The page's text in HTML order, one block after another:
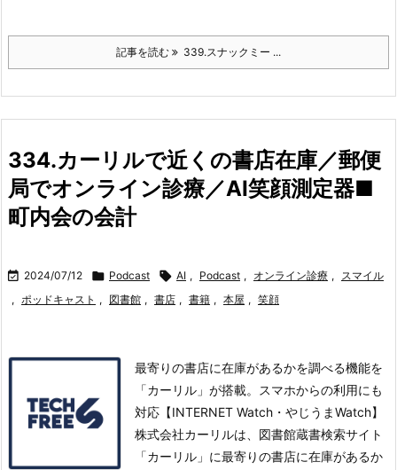
記事を読む 339.スナックミー ...
334.カーリルで近くの書店在庫／郵便
局でオンライン診療／AI笑顔測定器■
町内会の会計
 2024/07/12  Podcast  AI , Podcast , オンライン診療 , スマイル
, ポッドキャスト , 図書館 , 書店 , 書籍 , 本屋 , 笑顔
最寄りの書店に在庫があるかを調べる機能を
「カーリル」が搭載。スマホからの利用にも
対応【INTERNET Watch・やじうまWatch】
株式会社カーリルは、図書館蔵書検索サイト
「カーリル」に最寄りの書店に在庫があるか